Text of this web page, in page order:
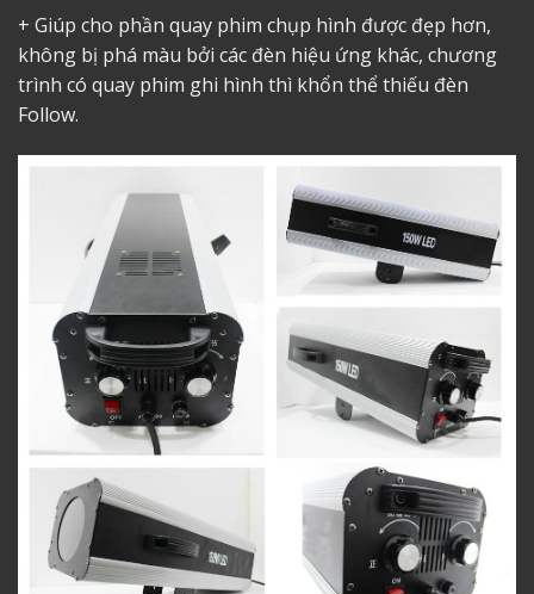
+ Giúp cho phần quay phim chụp hình được đẹp hơn,
không bị phá màu bởi các đèn hiệu ứng khác, chương
trình có quay phim ghi hình thì khổn thể thiếu đèn
Follow.